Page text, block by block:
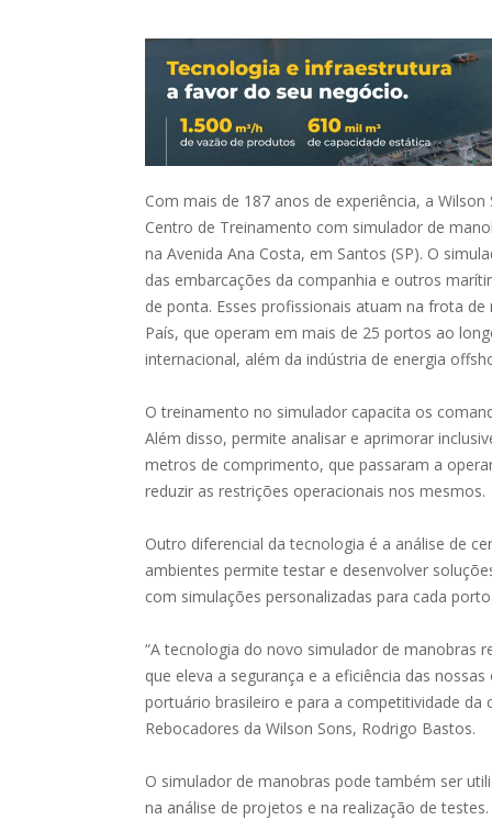
Com mais de 187 anos de experiência, a
Centro de Treinamento com simulador de
na Avenida Ana Costa, em Santos (SP). O
das embarcações da companhia e outros
de ponta. Esses profissionais atuam na frota
País, que operam em mais de 25 portos ao
internacional, além da indústria de energia
O treinamento no simulador capacita os
Além disso, permite analisar e aprimorar
metros de comprimento, que passaram a
reduzir as restrições operacionais nos mesmos.
Outro diferencial da tecnologia é a análise de
ambientes permite testar e desenvolver
com simulações personalizadas para cada
“A tecnologia do novo simulador de manobras
que eleva a segurança e a eficiência das
portuário brasileiro e para a competitividade da
Rebocadores da Wilson Sons, Rodrigo Bastos.
O simulador de manobras pode também ser
na análise de projetos e na realização de